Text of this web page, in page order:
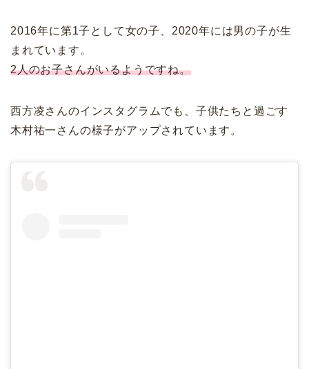
2016年に第1子として女の子、2020年には男の子が生
まれています。
2人のお子さんがいるようですね。
西方凌さんのインスタグラムでも、子供たちと過ごす
木村祐一さんの様子がアップされています。